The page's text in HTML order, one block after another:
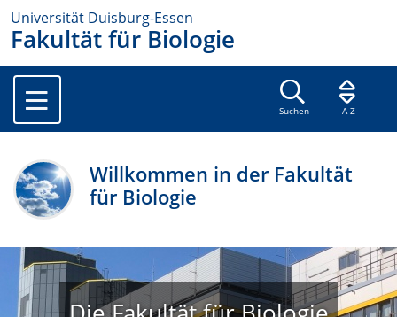
Universität Duisburg-Essen
Fakultät für Biologie
Suchen A-Z
Willkommen in der Fakultät
für Biologie